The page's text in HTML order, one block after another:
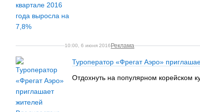
10:00, 6 июня 2016 Реклама
Туроператор «Фрегат Аэро»
Отдохнуть на популярном корейском